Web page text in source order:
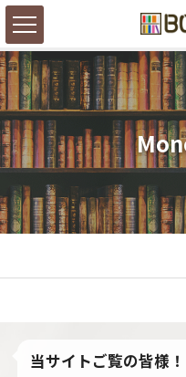
当サイトご覧の皆様！